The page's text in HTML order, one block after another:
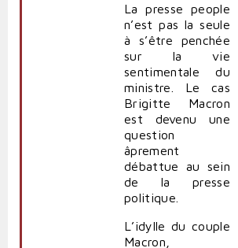
La presse people
n’est pas la seule
à s’être penchée
sur la vie
sentimentale du
ministre. Le cas
Brigitte Macron
est devenu une
question
âprement
débattue au sein
de la presse
politique.
L’idylle du couple
Macron,